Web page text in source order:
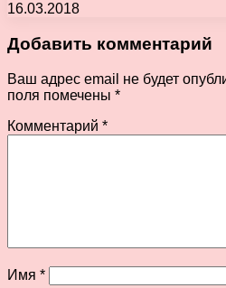
16.03.2018
Добавить комментарий
Ваш адрес email не будет
поля помечены *
Комментарий *
Имя *